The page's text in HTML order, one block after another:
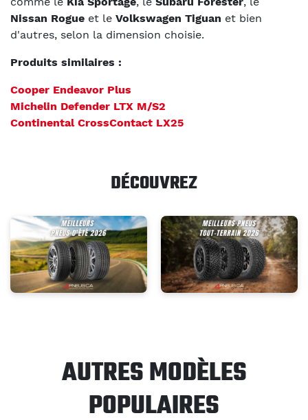
Nissan Rogue et le Volkswagen Tiguan et bien
d'autres, selon la dimension choisie.
Produits similaires :
Cooper Endeavor Plus
Michelin Defender LTX M/S2
Continental CrossContact LX25
DÉCOUVREZ
AUTRES MODÈLES
POPULAIRES